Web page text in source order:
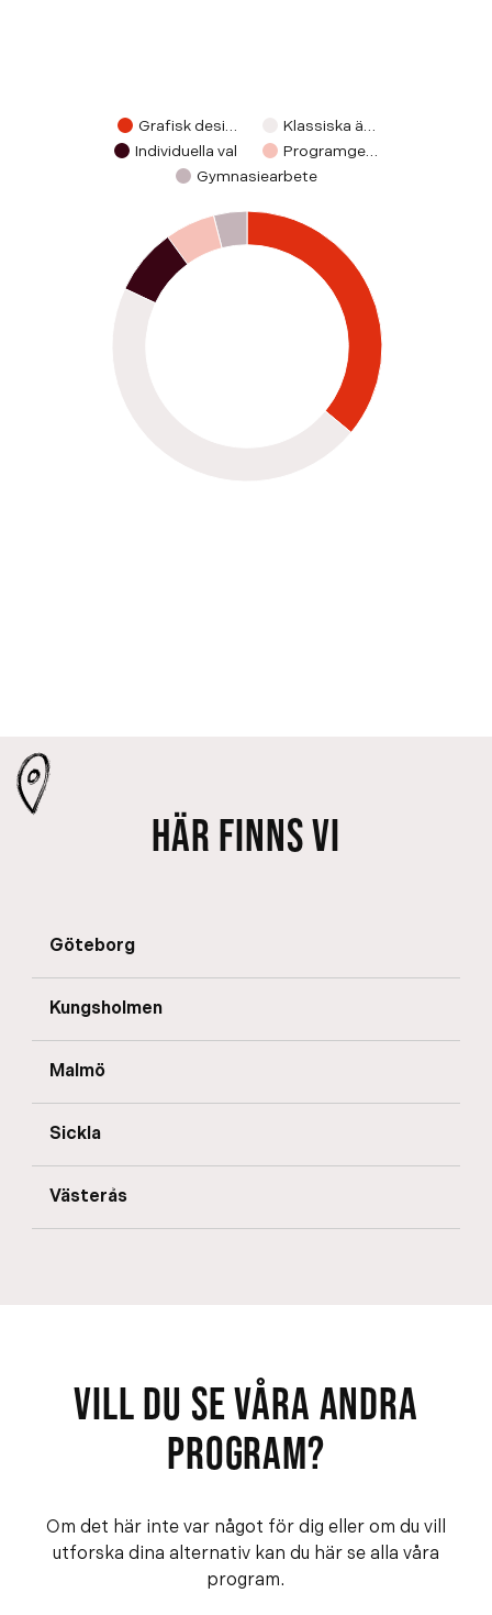
Grafisk desi…
Klassiska ä…
Individuella val
Programge…
Gymnasiearbete
HÄR FINNS VI
Göteborg
Kungsholmen
Malmö
Sickla
Västerås
VILL DU SE VÅRA ANDRA
PROGRAM?
Om det här inte var något för dig eller om du vill
utforska dina alternativ kan du här se alla våra
program.